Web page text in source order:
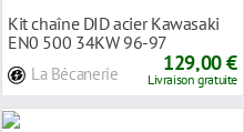
Kit chaîne DID acier Kawasaki
EN0 500 34KW 96-97
La Bécanerie 129,00 €
Livraison gratuite